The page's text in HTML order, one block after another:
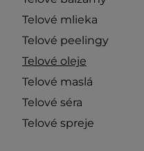
Telové mlieka
Telové peelingy
Telové oleje
Telové maslá
Telové séra
Telové spreje